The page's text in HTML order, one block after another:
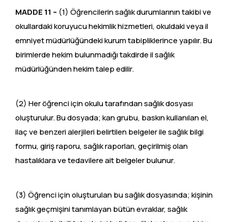
MADDE 11 – (1) Öğrencilerin sağlık durumlarının takibi ve
okullardaki koruyucu hekimlik hizmetleri, okuldaki veya il
emniyet müdürlüğündeki kurum tabipliklerince yapılır. Bu
birimlerde hekim bulunmadığı takdirde il sağlık
müdürlüğünden hekim talep edilir.
(2) Her öğrenci için okulu tarafından sağlık dosyası
oluşturulur. Bu dosyada; kan grubu, baskın kullanılan el,
ilaç ve benzeri alerjileri belirtilen belgeler ile sağlık bilgi
formu, giriş raporu, sağlık raporları, geçirilmiş olan
hastalıklara ve tedavilere ait belgeler bulunur.
(3) Öğrenci için oluşturulan bu sağlık dosyasında; kişinin
sağlık geçmişini tanımlayan bütün evraklar, sağlık